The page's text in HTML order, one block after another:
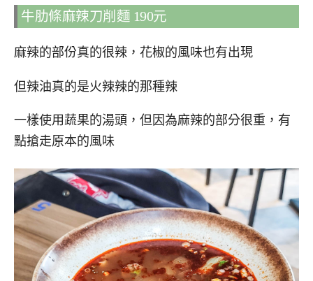
牛肋條麻辣刀削麵 190元
麻辣的部份真的很辣，花椒的風味也有出現
但辣油真的是火辣辣的那種辣
一樣使用蔬果的湯頭，但因為麻辣的部分很重，有
點搶走原本的風味